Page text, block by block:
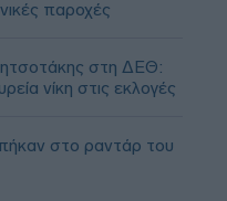
παροχές
στη ΔΕΘ:
νίκη στις εκλογές
στο ραντάρ του